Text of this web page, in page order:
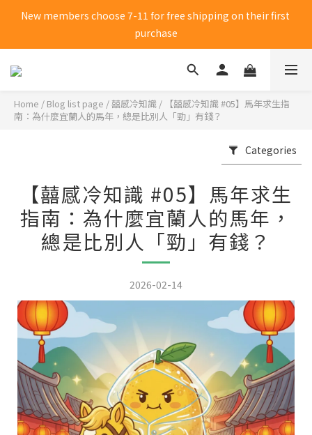
New members choose 7-11 for free shipping on their first
purchase
New members choose 7-11 for free shipping on their first
purchase
Click me to receive 50 yuan shopping credit
New members choose 7-11 for free shipping on their first
Home / Blog list page /囍感冷知識 /
【囍感冷知識 #05】馬年求生指
南：為什麼宜蘭人的馬年，總是比別人「勁」有錢？
Categories
【囍感冷知識 #05】馬年求生
指南：為什麼宜蘭人的馬年，
總是比別人「勁」有錢？
2026-02-14